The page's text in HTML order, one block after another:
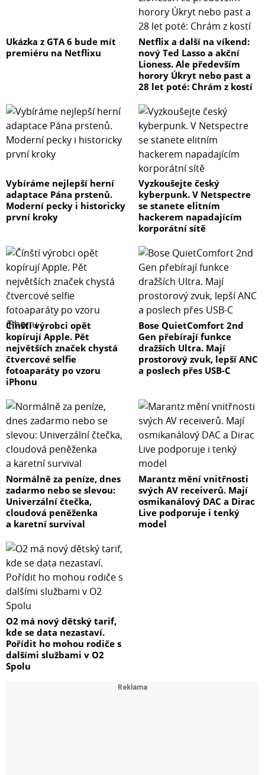
Ukázka z GTA 6 bude mít
premiéru na Netflixu
Netflix a další na víkend:
nový Ted Lasso a akční
Lioness. Ale především
horory Úkryt nebo past a
28 let poté: Chrám z kostí
Vybíráme nejlepší herní
adaptace Pána prstenů.
Moderní pecky i historicky
první kroky
Vyzkoušejte český
kyberpunk. V Netspectre
se stanete elitním
hackerem napadajícím
korporátní sítě
Čínští výrobci opět
kopírují Apple. Pět
největších značek chystá
čtvercové selfie
fotoaparáty po vzoru
iPhonu
Bose QuietComfort 2nd
Gen přebírají funkce
dražších Ultra. Mají
prostorový zvuk, lepší ANC
a poslech přes USB-C
Normálně za peníze, dnes
zadarmo nebo se slevou:
Univerzální čtečka,
cloudová peněženka
a karetní survival
Marantz mění vnitřnosti
svých AV receiverů. Mají
osmikanálový DAC a Dirac
Live podporuje i tenký
model
O2 má nový dětský tarif,
kde se data nezastaví.
Pořídit ho mohou rodiče s
dalšími službami v O2
Spolu